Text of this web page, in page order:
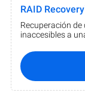
RAID
Recuperación
inaccesibles a